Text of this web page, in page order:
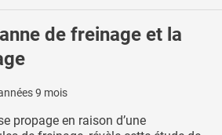
de freinage et la
9 mois
propage en raison d’une